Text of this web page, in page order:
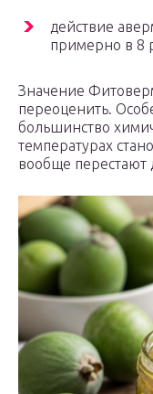
действие
примерно в 8
Значение
переоценить.
большинство
температурах
вообще перестают